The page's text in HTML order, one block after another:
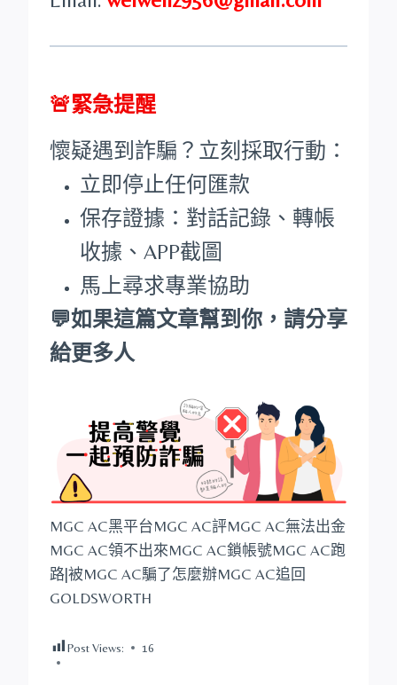
🚨緊急提醒
懷疑遇到詐騙？立刻採取行動：
立即停止任何匯款
保存證據：對話記錄、轉帳
收據、APP截圖
馬上尋求專業協助
💬如果這篇文章幫到你，請分享
給更多人
MGC AC黑平台MGC AC評MGC AC無法出金
MGC AC領不出來MGC AC鎖帳號MGC AC跑
路|被MGC AC騙了怎麼辦MGC AC追回
GOLDSWORTH
Post Views: 16